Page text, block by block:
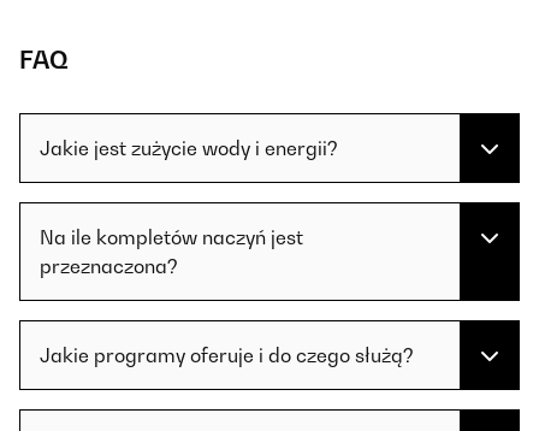
FAQ
Jakie jest zużycie wody i energii?
Na ile kompletów naczyń jest
przeznaczona?
Jakie programy oferuje i do czego służą?